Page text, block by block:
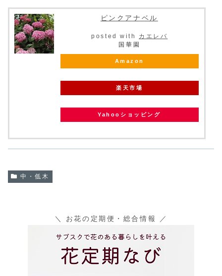
ピンクアナベル
posted with カエレバ
国華園
Amazon
楽天市場
Yahooショッピング
中・低木
＼ お花の定期便・総合情報 ／